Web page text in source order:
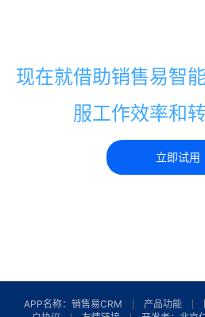
现在就借助销售易智
服工作效率和
立即试用
APP名称：销售易CRM 产品功能